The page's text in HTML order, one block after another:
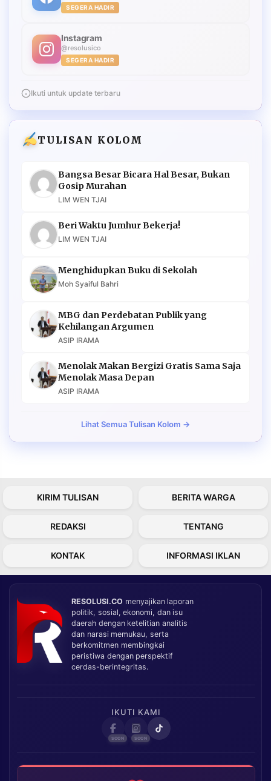
SEGERA HADIR
Instagram
@resolusico
SEGERA HADIR
Ikuti untuk update terbaru
TULISAN KOLOM
Bangsa Besar Bicara Hal Besar, Bukan
Gosip Murahan
LIM WEN TJAI
Beri Waktu Jumhur Bekerja!
LIM WEN TJAI
Menghidupkan Buku di Sekolah
Moh Syaiful Bahri
MBG dan Perdebatan Publik yang
Kehilangan Argumen
ASIP IRAMA
Menolak Makan Bergizi Gratis Sama Saja
Menolak Masa Depan
ASIP IRAMA
Lihat Semua Tulisan Kolom →
KIRIM TULISAN BERITA WARGA
REDAKSI TENTANG
KONTAK INFORMASI IKLAN
RESOLUSI.CO menyajikan laporan
politik, sosial, ekonomi, dan isu
daerah dengan ketelitian analitis
dan narasi memukau, serta
berkomitmen membingkai
peristiwa dengan perspektif
cerdas-berintegritas.
IKUTI KAMI